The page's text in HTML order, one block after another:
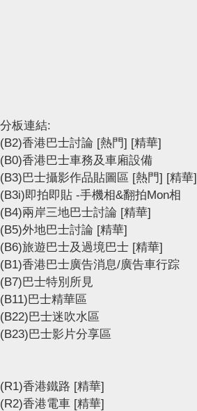
分板連結:
(B2)香港巴士討論 [熱門] [精華]
(B0)香港巴士車務及車廂設備
(B3)巴士攝影作品貼圖區 [熱門] [精華]
(B3i)即拍即貼 -手機相&翻拍Mon相
(B4)兩岸三地巴士討論 [精華]
(B5)外地巴士討論 [精華]
(B6)旅遊巴士及過境巴士 [精華]
(B1)香港巴士廣告消息/廣告車行踪
(B7)巴士特別所見
(B11)巴士精華區
(B22)巴士迷吹水區
(B23)巴士影片分享區
(R1)香港鐵路 [精華]
(R2)香港電車 [精華]